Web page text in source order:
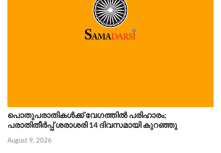
പൊതുപരാതികൾക്ക് വേഗത്തിൽ പരിഹാരം;
പരാതിതീർപ്പ് ശരാശരി 14 ദിവസമായി കുറഞ്ഞു
August 9, 2026